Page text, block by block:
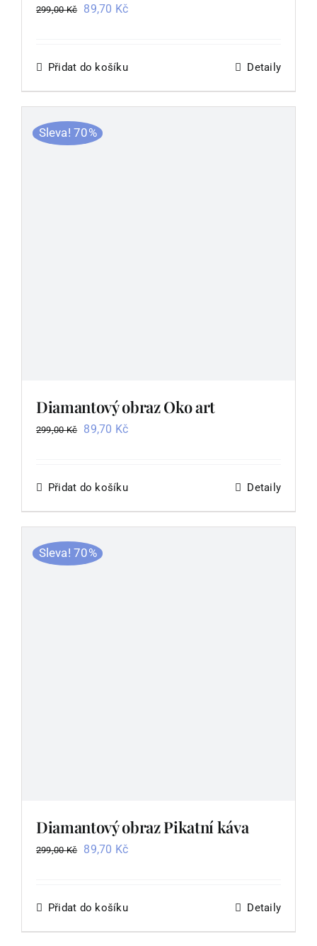
299,00Kč
Původní
299,00 Kč.
89,70 KčAktuální
89,70 Kč.
Přidat do košíku Detaily
Sleva! 70%
Diamantový obraz Oko art
299,00Kč
Původní
299,00 Kč.
89,70 KčAktuální
89,70 Kč.
Přidat do košíku Detaily
Sleva! 70%
Diamantový obraz Pikatní káva
299,00Kč
Původní
299,00 Kč.
89,70 KčAktuální
89,70 Kč.
Přidat do košíku Detaily